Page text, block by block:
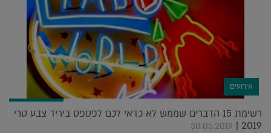
אירועים
רשימת 15 הדברים שממש לא כדאי לכם לפספס ביריד צבע טרי
2019 |
30.05.2019